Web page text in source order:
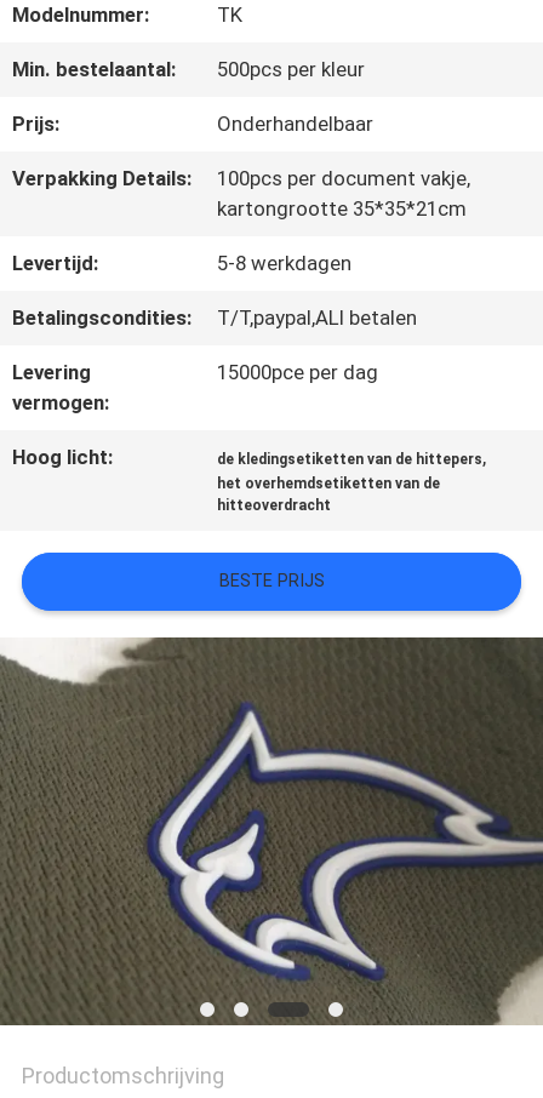
CONTACTEER
ONS
NIEUWS
ALLE
GEVALLEN
VR
SHOW
PRIVACYBELEID
Modelnummer: TK
Min. bestelaantal: 500pcs per kleur
Prijs: Onderhandelbaar
Verpakking Details:
100pcs per document vakje,
kartongrootte 35*35*21cm
Levertijd: 5-8 werkdagen
Betalingscondities: T/T,paypal,ALI betalen
Levering
vermogen:
15000pce per dag
Hoog licht: de kledingsetiketten van de hittepers,
het overhemdsetiketten van de
hitteoverdracht
BESTE PRIJS
Productomschrijving